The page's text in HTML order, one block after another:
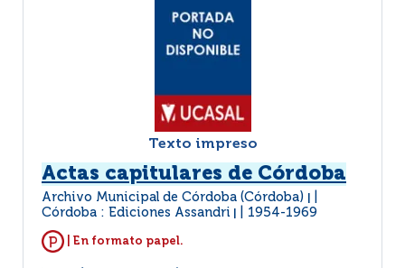
Texto impreso
Actas capitulares de Córdoba
Archivo Municipal de Córdoba (Córdoba)
Córdoba : Ediciones Assandri 1954-1969
| En formato papel.